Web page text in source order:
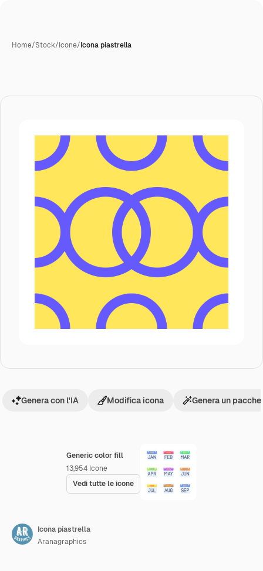
Home/Stock/Icone/Icona piastrella
Generic color fill
13,954 Icone
Vedi tutte le icone
Genera con l'IA Modifica icona Genera un
Icona piastrella
Aranagraphics